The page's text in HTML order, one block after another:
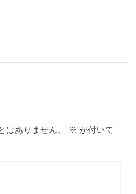
はありません。 ※ が付いて